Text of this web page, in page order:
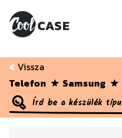
Vissza
Telefon
Samsung